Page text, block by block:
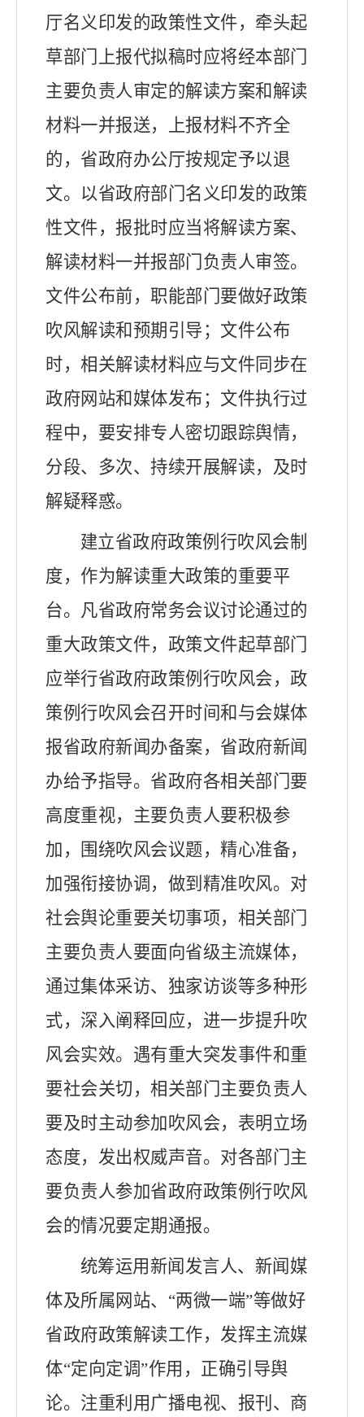
厅名义印发的政策性文件，牵头起
草部门上报代拟稿时应将经本部门
主要负责人审定的解读方案和解读
材料一并报送，上报材料不齐全
的，省政府办公厅按规定予以退
文。以省政府部门名义印发的政策
性文件，报批时应当将解读方案、
解读材料一并报部门负责人审签。
文件公布前，职能部门要做好政策
吹风解读和预期引导；文件公布
时，相关解读材料应与文件同步在
政府网站和媒体发布；文件执行过
程中，要安排专人密切跟踪舆情，
分段、多次、持续开展解读，及时
解疑释惑。
建立省政府政策例行吹风会制
度，作为解读重大政策的重要平
台。 凡省政府常务会议讨论通过的
重大政策文件，政策文件起草部门
应举行省政府政策例行吹风会，政
策例行吹风会召开时间和与会媒体
报省政府新闻办备案，省政府新闻
办给予指导。省政府各相关部门要
高度重视，主要负责人要积极参
加，围绕吹风会议题，精心准备，
加强衔接协调，做到精准吹风。对
社会舆论重要关切事项，相关部门
主要负责人要面向省级主流媒体，
通过集体采访、独家访谈等多种形
式，深入阐释回应，进一步提升吹
风会实效。遇有重大突发事件和重
要社会关切，相关部门主要负责人
要及时主动参加吹风会，表明立场
态度，发出权威声音。对各部门主
要负责人参加省政府政策例行吹风
会的情况要定期通报。
统筹运用新闻发言人、新闻媒
体及所属网站、“两微一端”等做好
省政府政策解读工作， 发挥主流媒
体“定向定调”作用，正确引导舆
论。注重利用广播电视、报刊、 商